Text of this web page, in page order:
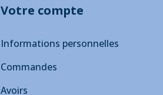
Votre compte
Informations personnelles
Commandes
Avoirs